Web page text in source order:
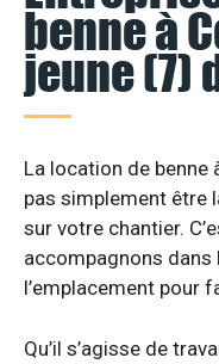
benne à
jeune (7)
La location de benne
pas simplement être
sur votre chantier.
accompagnons dans
l’emplacement pour
Qu’il s’agisse de